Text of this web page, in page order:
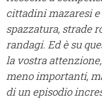
cittadini mazaresi
spazzatura, strade
randagi. Ed è su
la vostra
meno importanti,
di un episodio